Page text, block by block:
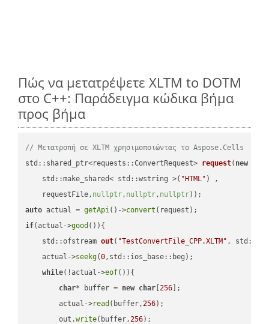
Πώς να μετατρέψετε XLTM to DOTM
στο C++: Παράδειγμα κώδικα βήμα
προς βήμα
// Μετατροπή σε XLTM χρησιμοποιώντας το Aspose.Cells
std::shared_ptr<requests::ConvertRequest> request( new
    std::make_shared< std::wstring >(
"HTML" ) ,
    requestFile,
nullptr, nullptr, nullptr))
auto actual = getApi()->convert
if(actual->good ()){
std::ofstream out( "TestConvertFile_CPP.XLTM" ,
    actual->
seekg(0,std::ios_base::beg);
while(!actual->eof()){
char* buffer = new char [256 ];
        actual->
read (buffer,256);
        out.
write(buffer,256);